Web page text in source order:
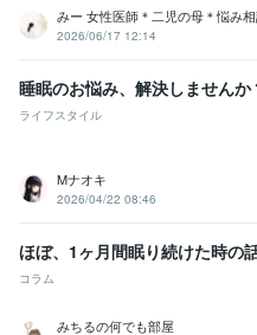
受賞歴
2024年6月レギュラーランク獲得
バーランク獲得ありがとうござ
がとうございます♡ 2025年11
2026年4月鑑定人数1500
資格・検定
カラーセラピスト
販売士 取得年 : 1994年
メンタル心理カウンセラー 取得
その他ツール
みー 女性医師＊二児の母＊悩み
2026/06/17 12:14
睡眠のお悩み、解決しませんか
ライフスタイル
Mナオキ
2026/04/22 08:46
ほぼ、1ヶ月間眠り続けた時の
コラム
みちるの何でも部屋